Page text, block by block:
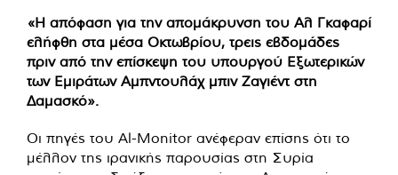
«Η απόφαση για την απομάκρυνση του Αλ Γκαφαρί
ελήφθη στα μέσα Οκτωβρίου, τρεις εβδομάδες
πριν από την επίσκεψη του υπουργού Εξωτερικών
των Εμιράτων Αμπντουλάχ μπιν Ζαγιέντ στη
Δαμασκό».
Οι πηγές του Al-Monitor ανέφεραν επίσης ότι το
μέλλον της ιρανικής παρουσίας στη Συρία